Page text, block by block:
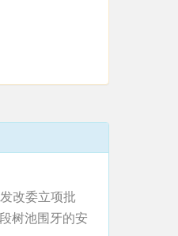
改委立项批
树池围牙的安